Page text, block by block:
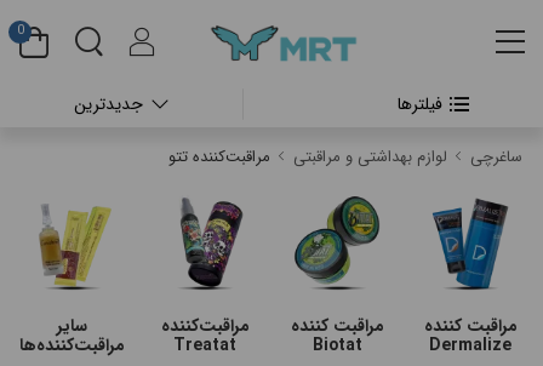
#بدون دسته بندی
#پن شارژی تتو
#پن شارژی CHEYENNE
#پن شارژی FK IRONS
0
ساغرچی لوازم بهداشتی و مراقبتی مراقبت‌کننده تتو
مراقبت کننده
Dermalize
مراقبت کننده
Biotat
مراقبت‌کننده
Treatat
سایر
مراقبت‌کننده‌ها
فیلترها جدیدترین